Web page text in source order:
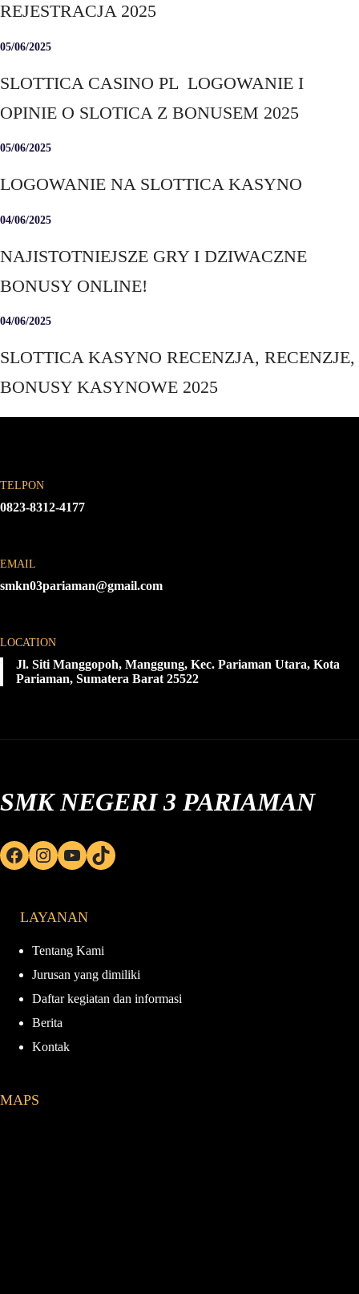
REJESTRACJA 2025
05/06/2025
SLOTTICA CASINO PL ️ LOGOWANIE I
OPINIE O SLOTICA Z BONUSEM 2025
05/06/2025
LOGOWANIE NA SLOTTICA KASYNO
04/06/2025
NAJISTOTNIEJSZE GRY I DZIWACZNE
BONUSY ONLINE!
04/06/2025
SLOTTICA KASYNO RECENZJA, RECENZJE,
BONUSY KASYNOWE 2025
TELPON
0823-8312-4177
EMAIL
smkn03pariaman@gmail.com
LOCATION
Jl. Siti Manggopoh, Manggung, Kec. Pariaman Utara, Kota
Pariaman, Sumatera Barat 25522
SMK NEGERI 3 PARIAMAN
Facebook Instagram YouTube TikTok
LAYANAN
Tentang Kami
Jurusan yang dimiliki
Daftar kegiatan dan informasi
Berita
Kontak
MAPS